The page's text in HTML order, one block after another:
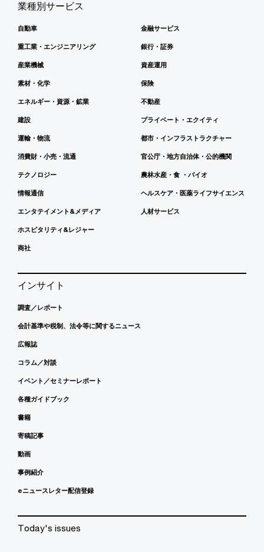
業種別サービス
自動車
重工業・エンジニアリング
産業機械
素材・化学
エネルギー・資源・鉱業
建設
運輸・物流
消費財・小売・流通
テクノロジー
情報通信
エンタテイメント&メディア
ホスピタリティ&レジャー
商社
金融サービス
銀行・証券
資産運用
保険
不動産
プライベート・エクイティ
都市・インフラストラクチャー
官公庁・地方自治体・公的機関
農林水産・食 ・バイオ
ヘルスケア・医薬ライフサイエンス
人材サービス
インサイト
調査／レポート
会計基準や税制、法令等に関するニュース
広報誌
コラム／対談
イベント／セミナーレポート
各種ガイドブック
書籍
寄稿記事
動画
事例紹介
eニュースレター配信登録
Today's issues